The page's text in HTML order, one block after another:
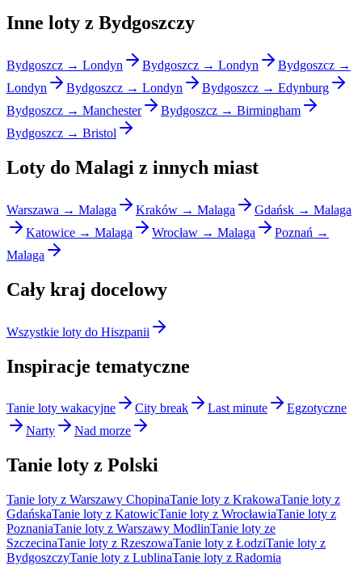
Inne loty z Bydgoszczy
Bydgoszcz → Londyn Bydgoszcz → Londyn
Bydgoszcz →
Londyn
Bydgoszcz → Londyn
Bydgoszcz → Edynburg
Bydgoszcz → Manchester
Bydgoszcz → Birmingham
Bydgoszcz → Bristol
Loty do Malagi z innych miast
Warszawa → Malaga Kraków → Malaga
Gdańsk → Malaga
Katowice → Malaga
Wrocław → Malaga
Poznań →
Malaga
Cały kraj docelowy
Wszystkie loty do Hiszpanii
Inspiracje tematyczne
Tanie loty wakacyjne City break Last minute
Egzotyczne
Narty
Nad morze
Tanie loty z Polski
Tanie loty z Warszawy ChopinaTanie loty z KrakowaTanie loty z
GdańskaTanie loty z KatowicTanie loty z WrocławiaTanie loty z
PoznaniaTanie loty z Warszawy ModlinTanie loty ze
SzczecinaTanie loty z RzeszowaTanie loty z ŁodziTanie loty z
BydgoszczyTanie loty z LublinaTanie loty z Radomia